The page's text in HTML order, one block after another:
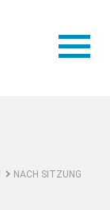
NACH SITZUNG